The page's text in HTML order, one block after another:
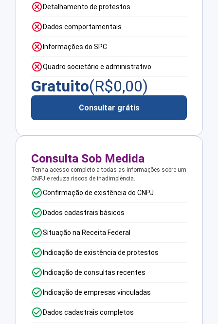
Detalhamento de protestos
Dados comportamentais
Informações do SPC
Quadro societário e administrativo
Gratuito(R$0,00)
Consultar grátis
Consulta Sob Medida
Tenha acesso completo a todas as informações sobre um
CNPJ e reduza riscos de inadimplência.
Confirmação de existência do CNPJ
Dados cadastrais básicos
Situação na Receita Federal
Indicação de existência de protestos
Indicação de consultas recentes
Indicação de empresas vinculadas
Dados cadastrais completos